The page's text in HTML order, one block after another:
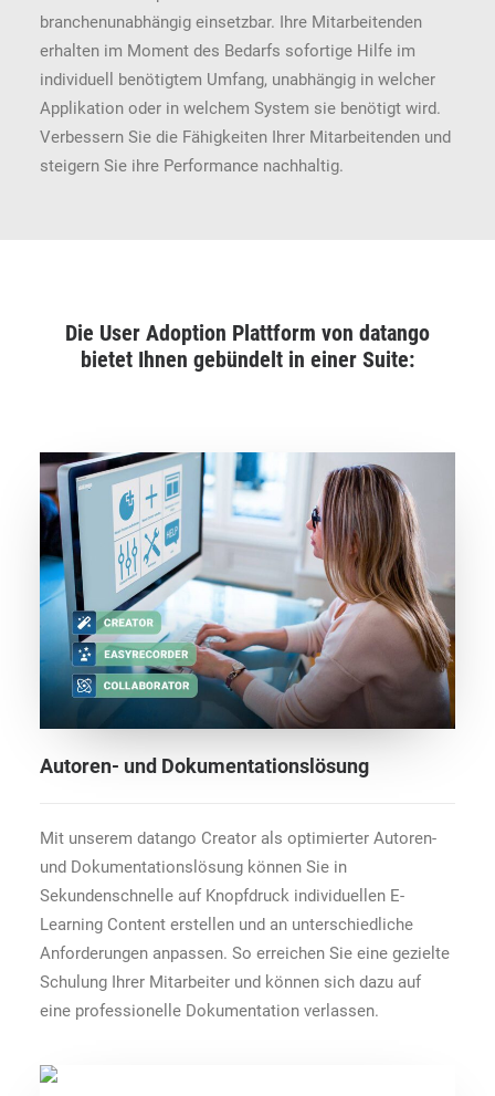
branchenunabhängig einsetzbar. Ihre Mitarbeitenden
erhalten im Moment des Bedarfs sofortige Hilfe im
individuell benötigtem Umfang, unabhängig in welcher
Applikation oder in welchem System sie benötigt wird.
Verbessern Sie die Fähigkeiten Ihrer Mitarbeitenden und
steigern Sie ihre Performance nachhaltig.
Die User Adoption Plattform von datango
bietet Ihnen gebündelt in einer Suite:
Autoren- und Dokumentationslösung
Mit unserem datango Creator als optimierter Autoren-
und Dokumentationslösung können Sie in
Sekundenschnelle auf Knopfdruck individuellen E-
Learning Content erstellen und an unterschiedliche
Anforderungen anpassen. So erreichen Sie eine gezielte
Schulung Ihrer Mitarbeiter und können sich dazu auf
eine professionelle Dokumentation verlassen.